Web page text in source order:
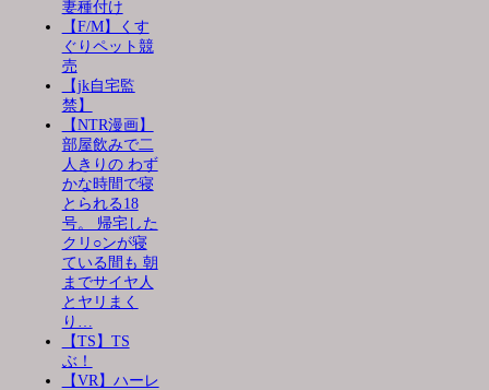
妻種付け
【F/M】くす
ぐりペット競
売
【jk自宅監
禁】
【NTR漫画】
部屋飲みで二
人きりの わず
かな時間で寝
とられる18
号。 帰宅した
クリ○ンが寝
ている間も 朝
までサイヤ人
とヤリまく
り…
【TS】TS
ぶ！
【VR】ハーレ